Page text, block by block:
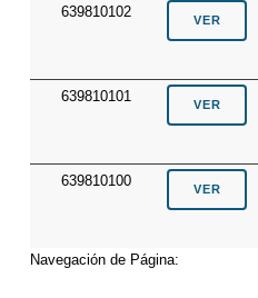
639810102
639810101
639810100
Navegación de Página: